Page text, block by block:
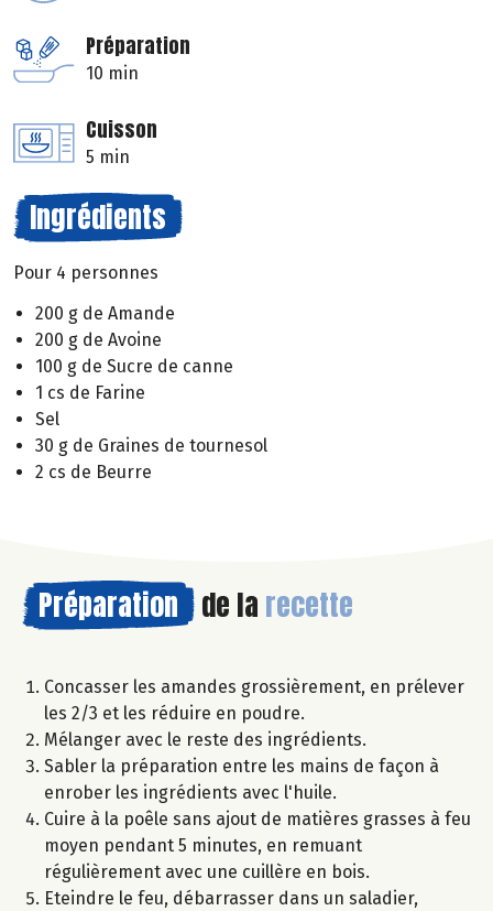
Préparation
10 min
Cuisson
5 min
Ingrédients
Pour 4 personnes
200 g de Amande
200 g de Avoine
100 g de Sucre de canne
1 cs de Farine
Sel
30 g de Graines de tournesol
2 cs de Beurre
Préparation de la recette
Concasser les amandes grossièrement, en prélever
les 2/3 et les réduire en poudre.
Mélanger avec le reste des ingrédients.
Sabler la préparation entre les mains de façon à
enrober les ingrédients avec l'huile.
Cuire à la poêle sans ajout de matières grasses à feu
moyen pendant 5 minutes, en remuant
régulièrement avec une cuillère en bois.
Eteindre le feu, débarrasser dans un saladier,